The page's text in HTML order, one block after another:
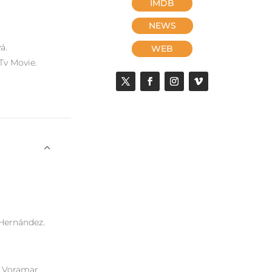
Movie.
IMDB
NEWS
WEB